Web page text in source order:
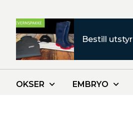
Bestill
OKSER EMBRYO